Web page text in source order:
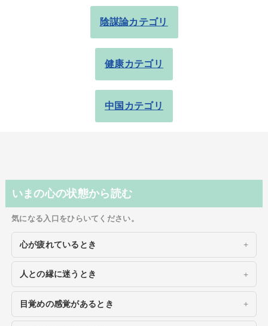
陰謀論カテゴリ
健康カテゴリ
中国カテゴリ
いまの心の状態から読む
気になる入口をひらいてください。
心が疲れているとき
人との縁に迷うとき
目覚めの感覚があるとき